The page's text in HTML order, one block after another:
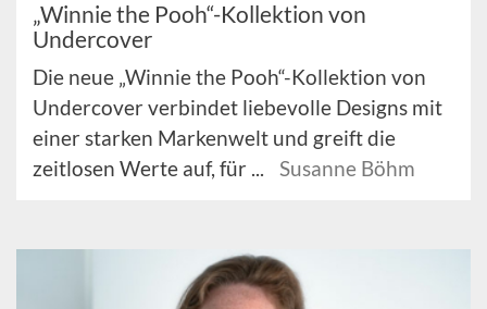
„Winnie the Pooh“-Kollektion von
Undercover
Die neue „Winnie the Pooh“-Kollektion von
Undercover verbindet liebevolle Designs mit
einer starken Markenwelt und greift die
zeitlosen Werte auf, für ...
Susanne Böhm